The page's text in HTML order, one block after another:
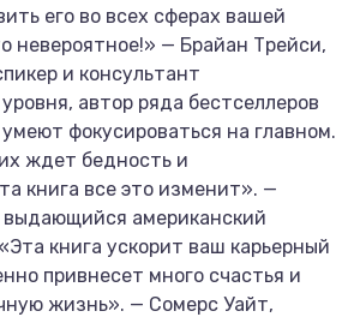
его во всех сферах вашей
невероятное!» — Брайан Трейси,
и консультант
автор ряда бестселлеров
фокусироваться на главном.
ждет бедность и
книга все это изменит». —
американский
книга ускорит ваш карьерный
привнесет много счастья и
жизнь». — Сомерс Уайт,